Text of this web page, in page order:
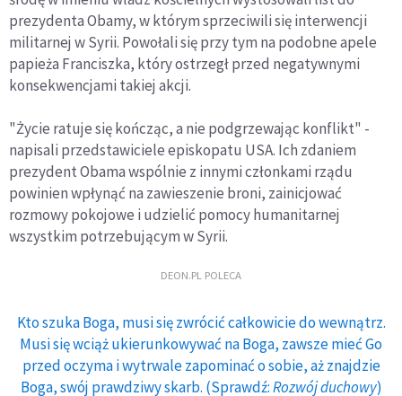
prezydenta Obamy, w którym sprzeciwili się interwencji
militarnej w Syrii. Powołali się przy tym na podobne apele
papieża Franciszka, który ostrzegł przed negatywnymi
konsekwencjami takiej akcji.
"Życie ratuje się kończąc, a nie podgrzewając konflikt" -
napisali przedstawiciele episkopatu USA. Ich zdaniem
prezydent Obama wspólnie z innymi członkami rządu
powinien wpłynąć na zawieszenie broni, zainicjować
rozmowy pokojowe i udzielić pomocy humanitarnej
wszystkim potrzebującym w Syrii.
DEON.PL POLECA
Kto szuka Boga, musi się zwrócić całkowicie do wewnątrz.
Musi się wciąż ukierunkowywać na Boga, zawsze mieć Go
przed oczyma i wytrwale zapominać o sobie, aż znajdzie
Boga, swój prawdziwy skarb. (Sprawdź:Rozwój duchowy)